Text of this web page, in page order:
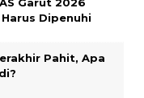
Garut 2026
Dipenuhi
Pahit, Apa